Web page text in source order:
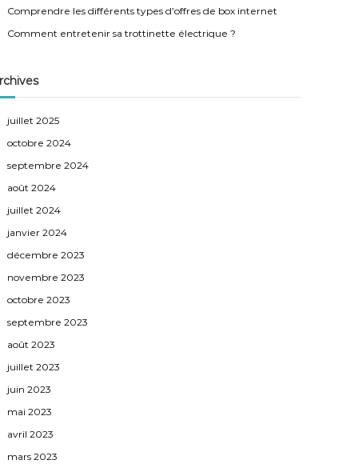
Comprendre les différents types d’offres de box internet
Comment entretenir sa trottinette électrique ?
juillet 2025
octobre 2024
septembre 2024
août 2024
juillet 2024
janvier 2024
décembre 2023
novembre 2023
octobre 2023
septembre 2023
août 2023
juillet 2023
juin 2023
mai 2023
avril 2023
mars 2023